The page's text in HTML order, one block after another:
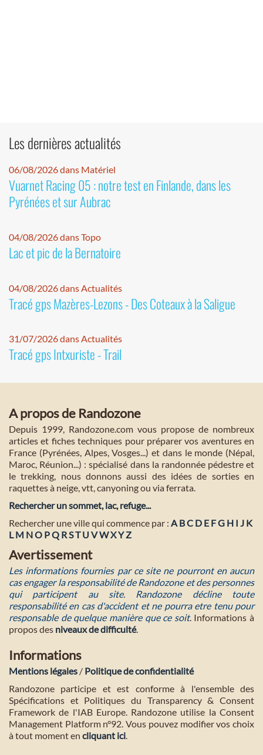
Les dernières actualités
06/08/2026 dans Matériel
Vuarnet Racing 05 : notre test en Finlande, dans les
Pyrénées et sur Aubrac
04/08/2026 dans Topo
Lac et pic de la Bernatoire
04/08/2026 dans Actualités
Tracé gps Mazères-Lezons - Des Coteaux à la Saligue
31/07/2026 dans Actualités
Tracé gps Intxuriste - Trail
A propos de Randozone
Depuis 1999, Randozone.com vous propose de nombreux
articles et fiches techniques pour préparer vos aventures en
France (Pyrénées, Alpes, Vosges...) et dans le monde (Népal,
Maroc, Réunion...) : spécialisé dans la randonnée pédestre et
le trekking, nous donnons aussi des idées de sorties en
raquettes à neige, vtt, canyoning ou via ferrata.
Rechercher un sommet, lac, refuge...
Rechercher une ville qui commence par : A BC D E FG H I J K
L M NO PQ RST U VWXYZ
Avertissement
Les informations fournies par ce site ne pourront en aucun
cas engager la responsabilité de Randozone et des personnes
qui participent au site. Randozone décline toute
responsabilité en cas d'accident et ne pourra etre tenu pour
responsable de quelque manière que ce soit. Informations à
propos des niveaux de difficulté.
Informations
Mentions légales / Politique de confidentialité
Randozone participe et est conforme à l'ensemble des
Spécifications et Politiques du Transparency & Consent
Framework de l'IAB Europe. Randozone utilise la Consent
Management Platform n°92. Vous pouvez modifier vos choix
à tout moment en cliquant ici.